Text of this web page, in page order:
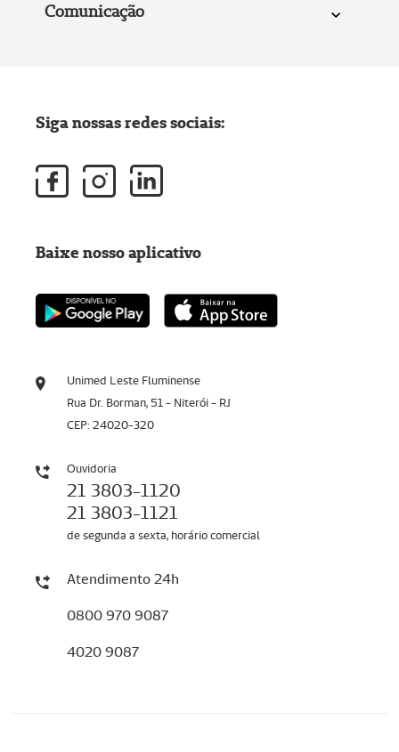
Comunicação
Unimed Leste Fluminense
Rua Dr. Borman, 51 - Niterói - RJ
CEP: 24020-320
Ouvidoria
21 3803-1120
21 3803-1121
de segunda a sexta, horário comercial
Atendimento 24h
0800 970 9087
4020 9087
Siga nossas redes sociais:
Baixe nosso aplicativo